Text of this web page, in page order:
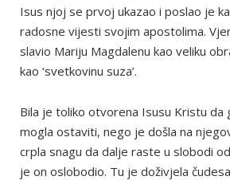
Isus njoj se prvoj ukazao i poslao je
radosne vijesti svojim apostolima.
slavio Mariju Magdalenu kao veliku
kao ‘svetkovinu suza’.
Bila je toliko otvorena Isusu Kristu da
mogla ostaviti, nego je došla na
crpla snagu da dalje raste u slobodi
je on oslobodio. Tu je doživjela